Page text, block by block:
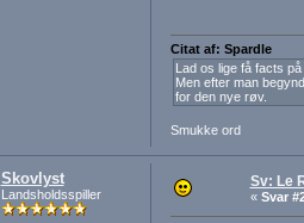
Citat af: Spardle
Lad os lige få facts
Men efter man
for den nye røv.
Smukke ord
Skovlyst
Landsholdsspiller
Sv: Le
« Svar